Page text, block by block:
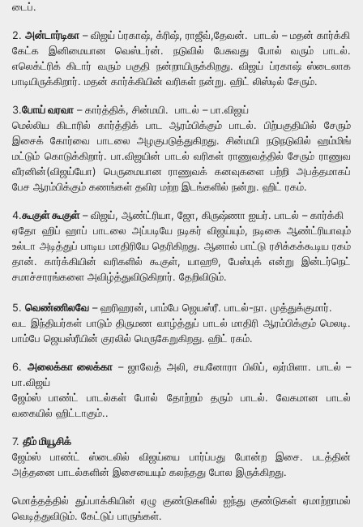
டைப்.
2. அன்டார்டிகா – விஜய் ப்ரகாஷ், க்ரிஷ், ராஜீவ்,தேவன். பாடல் – மதன் கார்க்கி
கேட்க இனிமையான வெஸ்டர்ன். நடுவில் பேசுவது போல் வரும் பாடல்.
எலெக்ட்ரிக் கிடார் வரும் பகுதி நன்றாயிருக்கிறது. விஜய் ப்ரகாஷ் ஸ்டைலாக
பாடியிருக்கிறார். மதன் கார்க்கியின் வரிகள் நன்று. ஹிட் லிஸ்டில் சேரும்.
3.போய் வரவா – கார்த்திக், சின்மயி. பாடல் – பா.விஜய்
மெல்லிய கிடாரில் கார்த்திக் பாட ஆரம்பிக்கும் பாடல். பிற்பகுதியில் சேரும்
இசைக் கோர்வை பாடலை அழகுபடுத்துகிறது. சின்மயி நடுநடுவில் ஹம்மிங்
மட்டும் கொடுக்கிறார். பா.விஜயின் பாடல் வரிகள் ராணுவத்தில் சேரும் ராணுவ
வீரனின்(விஜய்யோ) பெருமையான ராணுவக் கனவுகளை பற்றி அபத்தமாகப்
பேச ஆரம்பிக்கும் கணங்கள் தவிர மற்ற இடங்களில் நன்று. ஹிட் ரகம்.
4.கூகுள் கூகுள்– விஜய், ஆண்ட்ரியா, ஜோ, கிருஷ்ணா ஐயர். பாடல் – கார்க்கி
ஏதோ ஹிப் ஹாப் பாடலை அப்படியே நடிகர் விஜய்யும், நடிகை ஆண்ட்ரியாவும்
உல்டா அடித்துப் பாடிய மாதிரியே தெரிகிறது. ஆனால் பாட்டு ரசிக்கக்கூடிய ரகம்
தான். கார்க்கியின் வரிகளில் கூகுள், யாஹூ, பேஸ்புக் என்று இன்டர்நெட்
சமாச்சாரங்களை அவிழ்த்துவிடுகிறார். தேறிவிடும்.
5. வெண்ணிலவே – ஹரிஹரன், பாம்பே ஜெயஸ்ரீ. பாடல்-நா. முத்துக்குமார்.
வட இந்தியர்கள் பாடும் திருமண வாழ்த்துப் பாடல் மாதிரி ஆரம்பிக்கும் மெலடி.
பாம்பே ஜெயஸ்ரீயின் குரலில் மெருகேறுகிறது. ஹிட் ரகம்.
6. அலைக்கா லைக்கா – ஜாவேத் அலி, சயனோரா பிலிப், ஷர்மிளா. பாடல் –
பா.விஜய்
ஜேம்ஸ் பாண்ட் பாடல்கள் போல் தோற்றம் தரும் பாடல். வேகமான பாடல்
வகையில் ஹிட்டாகும்..
7. தீம் மியூசிக்
ஜேம்ஸ் பாண்ட் ஸ்டைலில் விஜய்யை பார்ப்பது போன்ற இசை. படத்தின்
அத்தனை பாடல்களின் இசையையும் கலந்தது போல இருக்கிறது.
மொத்தத்தில் துப்பாக்கியின் ஏழு குண்டுகளில் ஐந்து குண்டுகள் ஏமாற்றாமல்
வெடித்துவிடும். கேட்டுப் பாருங்கள்.